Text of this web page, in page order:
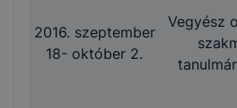
2016. szeptember
18- október 2.
Vegyész